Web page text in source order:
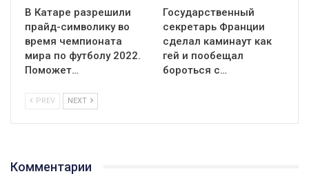
В Катаре разрешили
прайд-символику во
время чемпионата
мира по футболу 2022.
Поможет…
Государственный
секретарь Франции
сделал каминаут как
гей и пообещал
бороться с…
PREV NEXT
Комментарии